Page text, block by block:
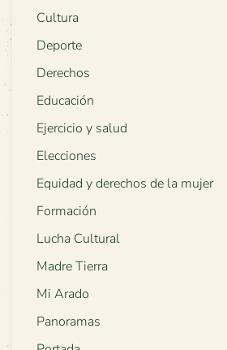
Cultura
Deporte
Derechos
Educación
Ejercicio y salud
Elecciones
Equidad y derechos de la mujer
Formación
Lucha Cultural
Madre Tierra
Mi Arado
Panoramas